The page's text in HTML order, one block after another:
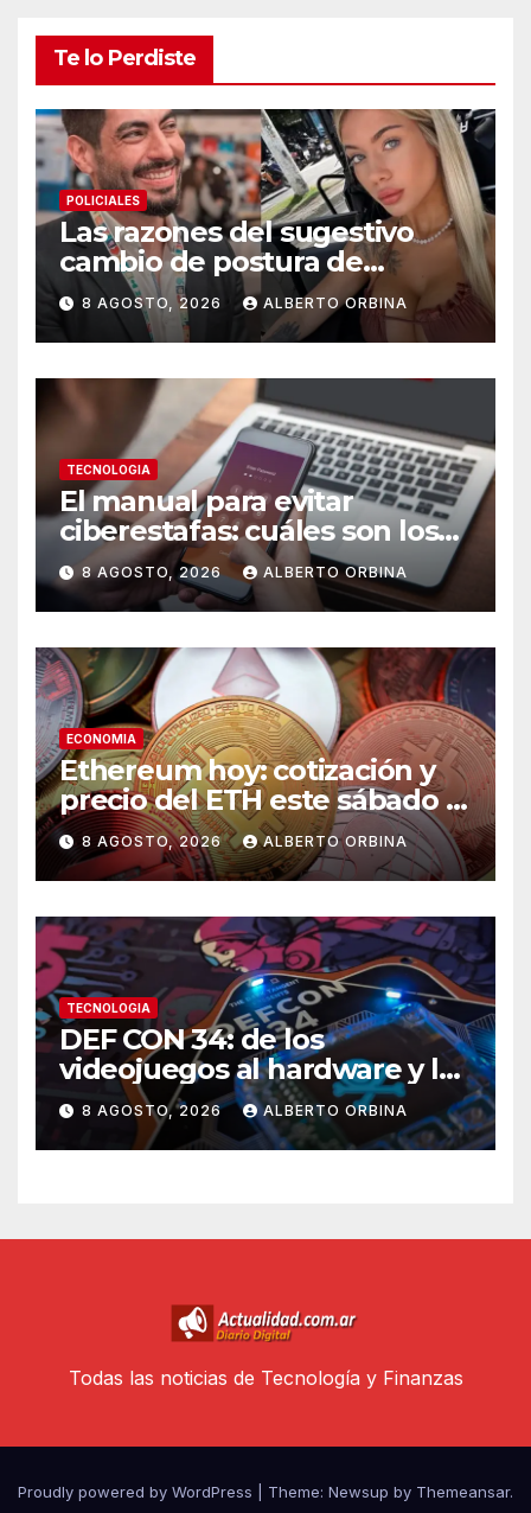
Te lo Perdiste
POLICIALES
Las razones del sugestivo
cambio de postura de
Candela Arizaga y los
beneficios de ser un Moyano
8 AGOSTO, 2026 ALBERTO ORBINA
TECNOLOGIA
El manual para evitar
ciberestafas: cuáles son los
engaños más comunes y las
señales de alerta
8 AGOSTO, 2026 ALBERTO ORBINA
ECONOMIA
Ethereum hoy: cotización y
precio del ETH este sábado 8
de agosto de 2026
8 AGOSTO, 2026 ALBERTO ORBINA
TECNOLOGIA
DEF CON 34: de los
videojuegos al hardware y los
autos, el llamado hacker a
recuperar el control de la
tecnología
8 AGOSTO, 2026 ALBERTO ORBINA
Todas las noticias de Tecnología y Finanzas
Proudly powered by WordPress Theme: Newsup by Themeansar.